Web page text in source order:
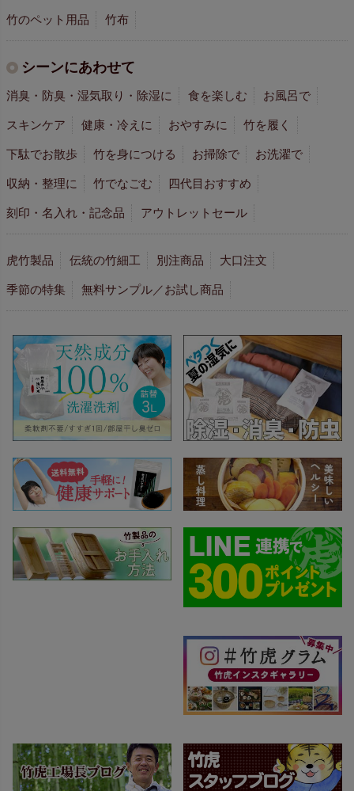
竹のペット用品 竹布
シーンにあわせて
消臭・防臭・湿気取り・除湿に 食を楽しむ お風呂で
スキンケア 健康・冷えに おやすみに 竹を履く
下駄でお散歩 竹を身につける お掃除で お洗濯で
収納・整理に 竹でなごむ 四代目おすすめ
刻印・名入れ・記念品 アウトレットセール
虎竹製品 伝統の竹細工 別注商品 大口注文
季節の特集 無料サンプル／お試し商品